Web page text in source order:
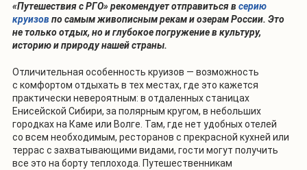
«Путешествия с РГО» рекомендует отправиться в серию
круизов по самым живописным рекам и озерам России. Это
не только отдых, но и глубокое погружение в культуру,
историю и природу нашей страны.
Отличительная особенность круизов — возможность
с комфортом отдыхать в тех местах, где это кажется
практически невероятным: в отдаленных станицах
Енисейской Сибири, за полярным кругом, в небольших
городках на Каме или Волге. Там, где нет удобных отелей
со всем необходимым, ресторанов с прекрасной кухней или
террас с захватывающими видами, гости могут получить
все это на борту теплохода. Путешественникам